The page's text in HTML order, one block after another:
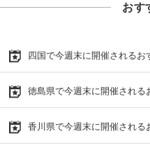
おす
四国で今週末に開催されるお
徳島県で今週末に開催される
香川県で今週末に開催される